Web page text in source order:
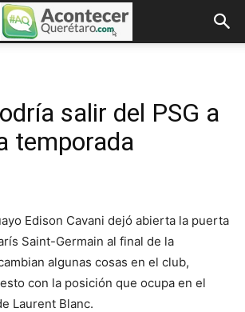
salir del PSG a
temporada
Edison Cavani dejó abierta la puerta
Saint-Germain al final de la
algunas cosas en el club,
con la posición que ocupa en el
Laurent Blanc.